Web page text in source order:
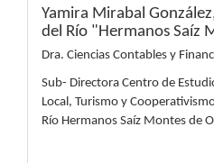
Yamira Mirabal
del Río "Hermanos Saíz
Dra. Ciencias Contables y
Sub- Directora Centro de
Local, Turismo y
Río Hermanos Saíz Montes de